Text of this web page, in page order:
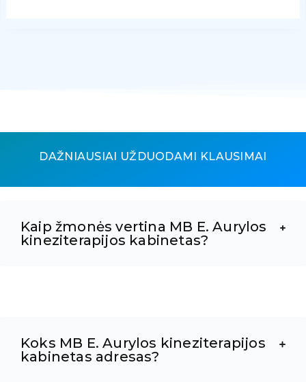
DAŽNIAUSIAI UŽDUODAMI KLAUSIMAI
Kaip žmonės vertina MB E. Aurylos
kineziterapijos kabinetas?
Koks MB E. Aurylos kineziterapijos
kabinetas adresas?